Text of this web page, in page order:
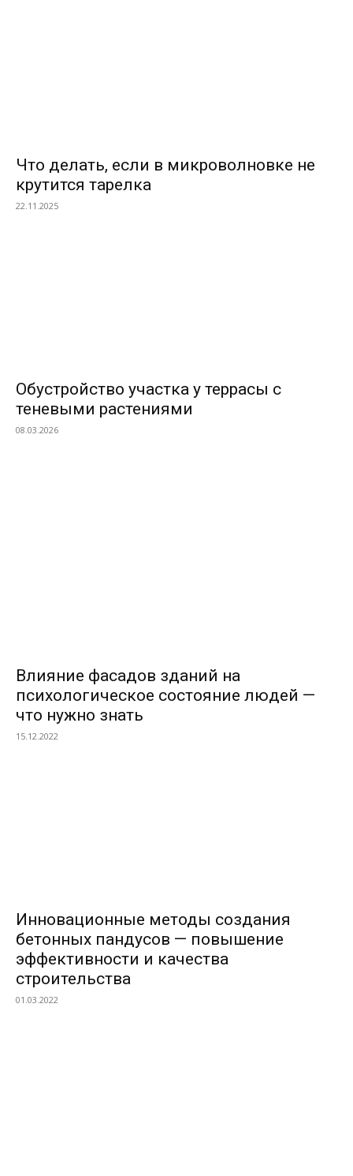
Что делать, если в микроволновке не
крутится тарелка
22.11.2025
Обустройство участка у террасы с
теневыми растениями
08.03.2026
Влияние фасадов зданий на
психологическое состояние людей —
что нужно знать
15.12.2022
Инновационные методы создания
бетонных пандусов — повышение
эффективности и качества
строительства
01.03.2022